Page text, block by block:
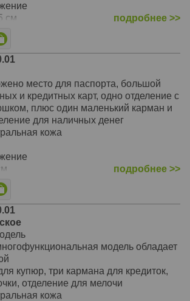
см
подробнее >>
место для паспорта, большой
и кредитных карт, одно отделение с
плюс один маленький карман и
для наличных денег
кожа
подробнее >>
модель обладает
купюр, три кармана для кредиток,
отделение для мелочи
кожа